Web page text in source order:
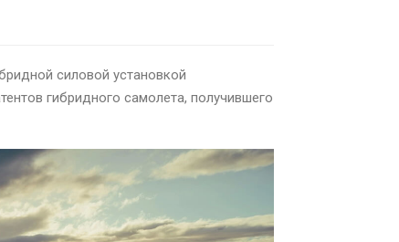
силовой установкой
гибридного самолета, получившего